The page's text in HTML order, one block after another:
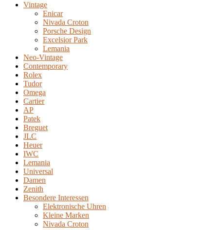
Vintage
Enicar
Nivada Croton
Porsche Design
Excelsior Park
Lemania
Neo-Vintage
Contemporary
Rolex
Tudor
Omega
Cartier
AP
Patek
Breguet
JLC
Heuer
IWC
Lemania
Universal
Damen
Zenith
Besondere Interessen
Elektronische Uhren
Kleine Marken
Nivada Croton